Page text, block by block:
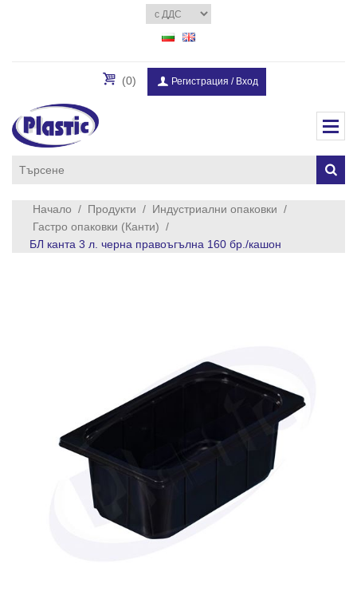
(0) Регистрация / Вход
Начало / Продукти / Индустриални опаковки /
Гастро опаковки (Канти) /
БЛ канта 3 л. черна правоъгълна 160 бр./кашон